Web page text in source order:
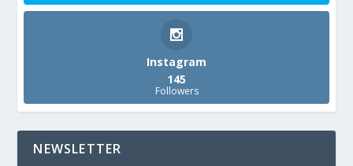
Instagram
145
Followers
NEWSLETTER